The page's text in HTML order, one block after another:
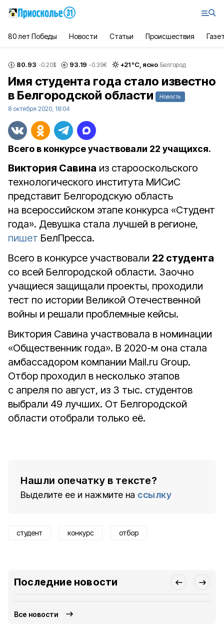
80 лет Победы Новости Статьи Происшествия
80.93 -0.20$ 93.19 -0.39€ +21°С, ясно Белгород
Имя студента года стало известно
в Белгородской области
Новость
8 октября 2020, 18:04
Всего в конкурсе участвовали 22 учащихся.
Виктория Савина из старооскольского
технологического института МИСиС
представит Белгородскую область
на всероссийском этапе конкурса «Студент
года». Девушка стала лучшей в регионе,
пишет БелПресса.
Всего в конкурсе участвовали 22 студента
со всей Белгородской области. Заочно
учащиеся защищали проекты, проходили
тест по истории Великой Отечественной
войны и решали проблемные кейсы.
Виктория Савина участвовала в номинации
«Общественник года». В 2020-м она стала
амбассадором компании Mail.ru Group.
Отбор проходил в несколько этапов
с апреля по август, из 3 тыс. студентов
выбрали 49 лучших. От Белгородской
области отобрали только её.
Нашли опечатку в тексте?
Выделите ее и нажмите на ссылку
студент конкурс отбор
Последние новости
Все новости